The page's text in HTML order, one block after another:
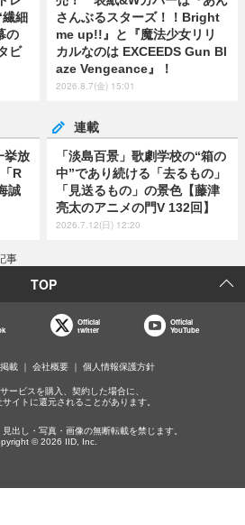
繊細
の
ビ
さんぶるスターズ！！Bright
me up!!』と『魔法少女リリ
カルなのは EXCEEDS Gun Bl
aze Vengeance』！
2026.8.7(金) 15:01
挙放
R
誠
連載
「淡島百景」歌劇学校の“箱の
中”であり続ける「去るもの」
「見送るもの」の景色【藤津
亮太のアニメの門V 132回】
2026.7.12(日) 12:20
事
TOP
Official
twitter
Official
YouTube
載 会社概要 個人情報保護方針
ービスを購入、契約した場合に、
イトに還元されることがあります。
出し・写真・画像の無断転載を禁じます。
© 2026 IID, Inc.